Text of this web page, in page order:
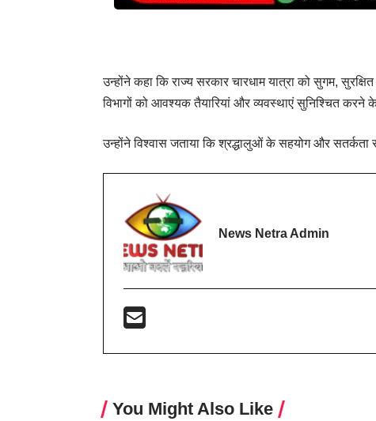
उन्होंने कहा कि राज्य सरकार चारधाम यात्रा को सुगम,
विभागों को आवश्यक तैयारियां और व्यवस्थाएं सुनिश्चित करने के
उन्होंने विश्वास जताया कि श्रद्धालुओं के सहयोग और सतर्कता
News Netra Admin
You Might Also Like